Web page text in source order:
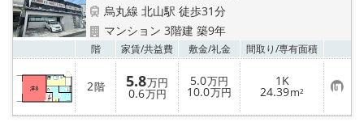
烏丸線 北山駅 徒歩31分
マンション 3階建 築9年
階 家賃/共益費 敷金/礼金 間取り/専有面積
2階 5.8万円
0.6万円
5.0万円
10.0万円
1K
24.39m² お
気
に